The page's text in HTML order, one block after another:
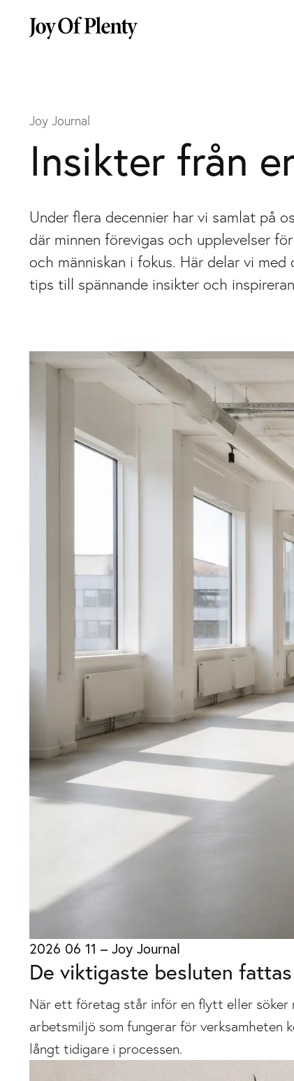
Gå
Joy Journal
Insikter från
Under flera decennier har vi samlat på
där minnen förevigas och upplevelser
och människan i fokus. Här delar vi med
tips till spännande insikter och
2026 06 11 – Joy Journal
De viktigaste besluten
När ett företag står inför en flytt eller söker
arbetsmiljö som fungerar för
långt tidigare i processen.